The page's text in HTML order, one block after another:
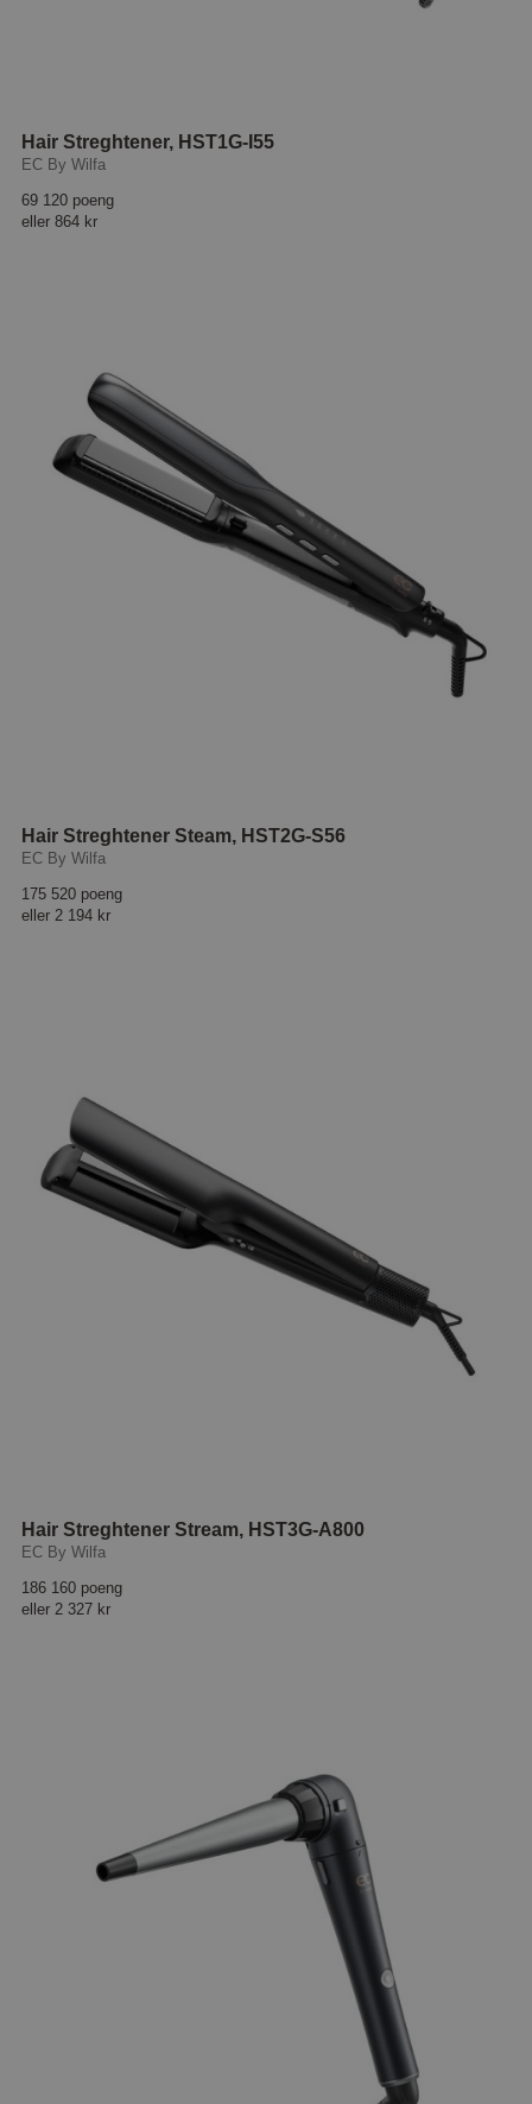
Hair Streghtener, HST1G-I55
EC By Wilfa
69 120 poeng
eller 864 kr
Hair Streghtener Steam, HST2G-S56
EC By Wilfa
175 520 poeng
eller 2 194 kr
Hair Streghtener Stream, HST3G-A800
EC By Wilfa
186 160 poeng
eller 2 327 kr